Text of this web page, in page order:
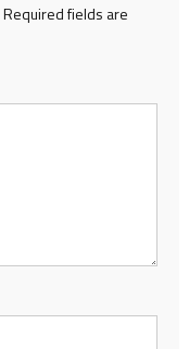
Required fields are